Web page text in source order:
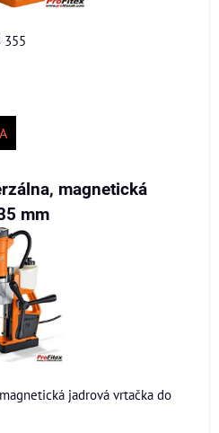
355
magnetická
mm
jadrová vrtačka do